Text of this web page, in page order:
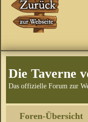
Die Taverne
Das offizielle Forum zur
Foren-Übersicht